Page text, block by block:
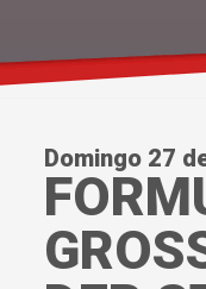
Domingo 27